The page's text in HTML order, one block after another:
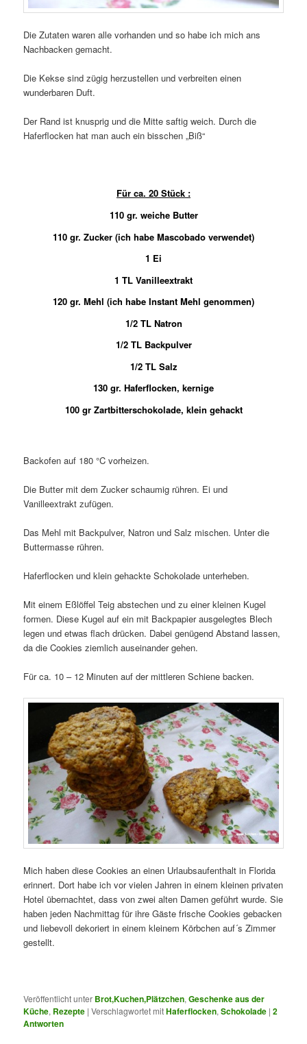
Die Zutaten waren alle vorhanden und so habe ich mich ans
Nachbacken gemacht.
Die Kekse sind zügig herzustellen und verbreiten einen
wunderbaren Duft.
Der Rand ist knusprig und die Mitte saftig weich. Durch die
Haferflocken hat man auch ein bisschen „Biß“
Für ca. 20 Stück :
110 gr. weiche Butter
110 gr. Zucker (ich habe Mascobado verwendet)
1 Ei
1 TL Vanilleextrakt
120 gr. Mehl (ich habe Instant Mehl genommen)
1/2 TL Natron
1/2 TL Backpulver
1/2 TL Salz
130 gr. Haferflocken, kernige
100 gr Zartbitterschokolade, klein gehackt
Backofen auf 180 °C vorheizen.
Die Butter mit dem Zucker schaumig rühren. Ei und
Vanilleextrakt zufügen.
Das Mehl mit Backpulver, Natron und Salz mischen. Unter die
Buttermasse rühren.
Haferflocken und klein gehackte Schokolade unterheben.
Mit einem Eßlöffel Teig abstechen und zu einer kleinen Kugel
formen. Diese Kugel auf ein mit Backpapier ausgelegtes Blech
legen und etwas flach drücken. Dabei genügend Abstand lassen,
da die Cookies ziemlich auseinander gehen.
Für ca. 10 – 12 Minuten auf der mittleren Schiene backen.
Mich haben diese Cookies an einen Urlaubsaufenthalt in Florida
erinnert. Dort habe ich vor vielen Jahren in einem kleinen privaten
Hotel übernachtet, dass von zwei alten Damen geführt wurde. Sie
haben jeden Nachmittag für ihre Gäste frische Cookies gebacken
und liebevoll dekoriert in einem kleinem Körbchen auf´s Zimmer
gestellt.
Veröffentlicht unter Brot,Kuchen,Plätzchen,Geschenke aus der
Küche, Rezepte |Verschlagwortet mitHaferflocken,Schokolade |2
Antworten